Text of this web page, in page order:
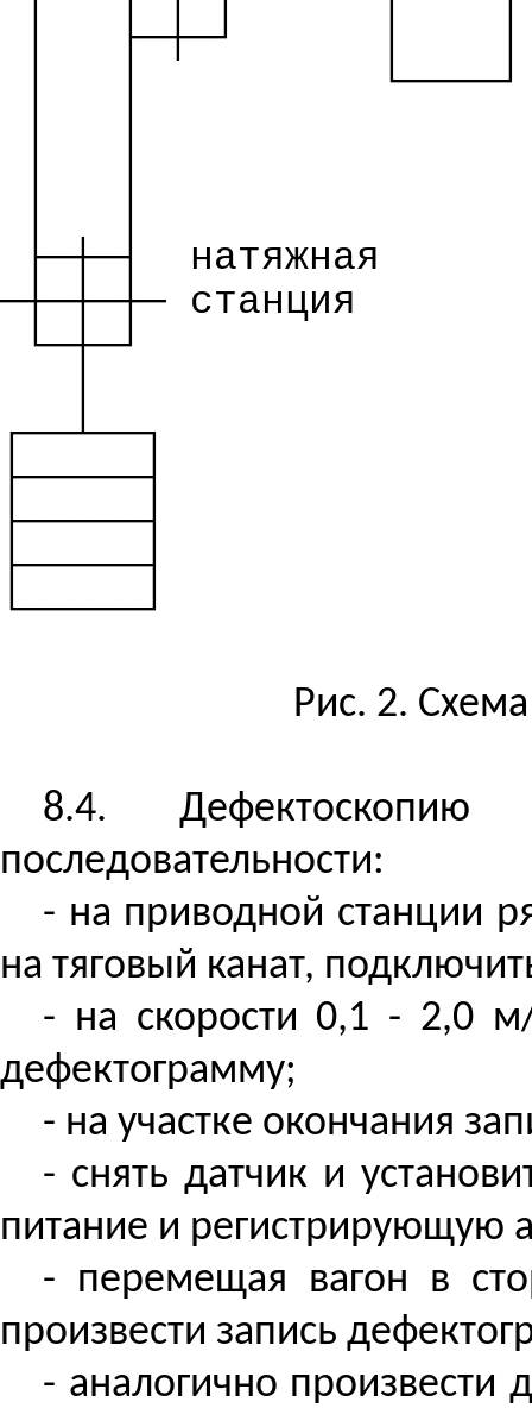
├─┼─┘
└────┘
├─┼─┤
натяжная
─┼─┼─┼─ станция
└─┼─┘
┌──┴──┐
├─────┤
├─────┤
├─────┤
└─────┘
Рис. 2. Схема
8.4. Дефектоскопию
последовательности:
- на приводной станции
на тяговый канат,
- на скорости 0,1 - 2,0
дефектограмму;
- на участке окончания
- снять датчик и
питание и регистрирующую
- перемещая вагон в
произвести запись
- аналогично произвести